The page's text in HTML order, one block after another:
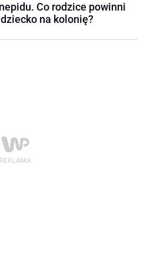
Co rodzice powinni
na kolonię?